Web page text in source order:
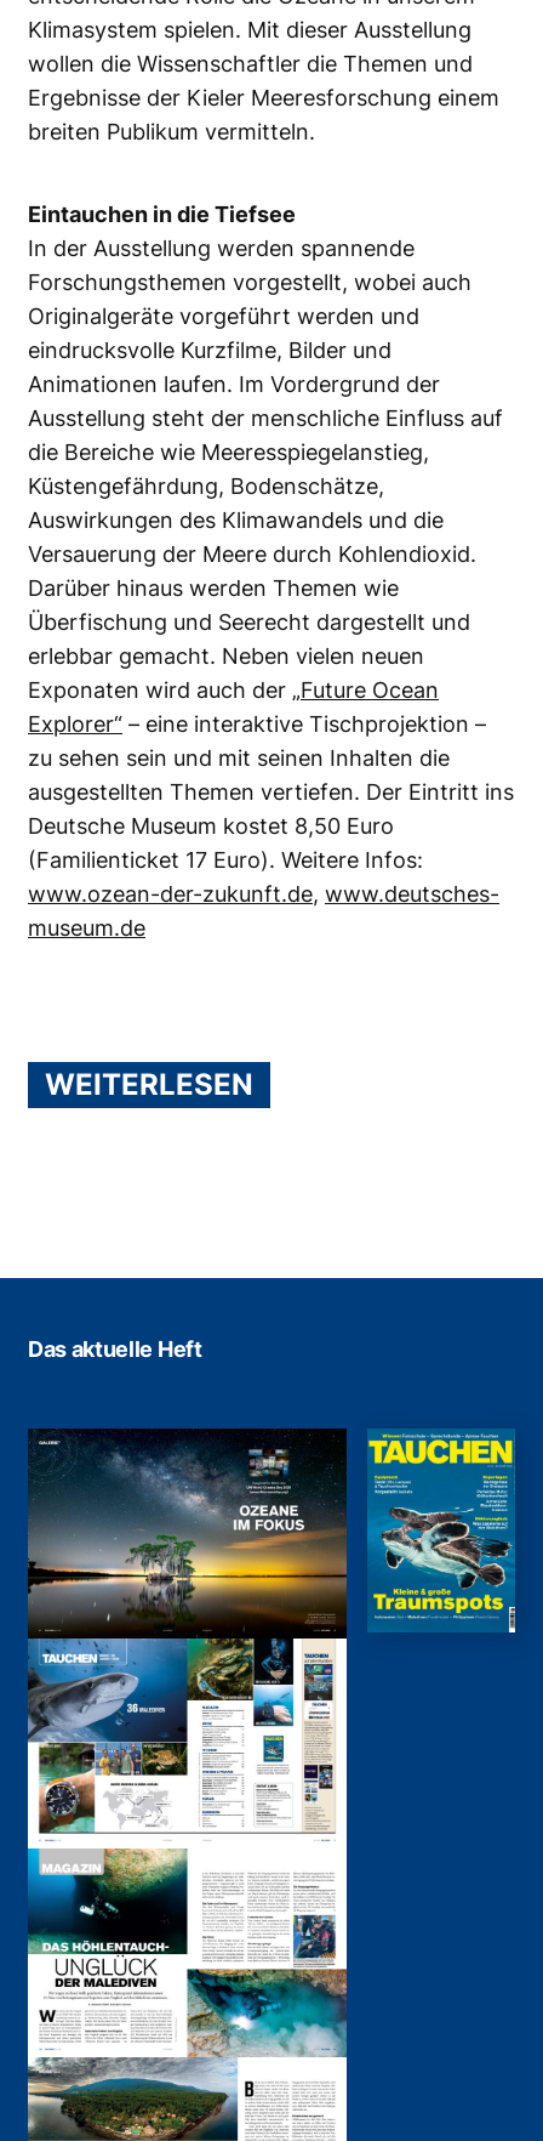
Klimasystem spielen. Mit dieser Ausstellung
wollen die Wissenschaftler die Themen und
Ergebnisse der Kieler Meeresforschung einem
breiten Publikum vermitteln.
Eintauchen in die Tiefsee
In der Ausstellung werden spannende
Forschungsthemen vorgestellt, wobei auch
Originalgeräte vorgeführt werden und
eindrucksvolle Kurzfilme, Bilder und
Animationen laufen. Im Vordergrund der
Ausstellung steht der menschliche Einfluss auf
die Bereiche wie Meeresspiegelanstieg,
Küstengefährdung, Bodenschätze,
Auswirkungen des Klimawandels und die
Versauerung der Meere durch Kohlendioxid.
Darüber hinaus werden Themen wie
Überfischung und Seerecht dargestellt und
erlebbar gemacht. Neben vielen neuen
Exponaten wird auch der „Future Ocean
Explorer“ – eine interaktive Tischprojektion –
zu sehen sein und mit seinen Inhalten die
ausgestellten Themen vertiefen. Der Eintritt ins
Deutsche Museum kostet 8,50 Euro
(Familienticket 17 Euro). Weitere Infos:
www.ozean-der-zukunft.de, www.deutsches-
museum.de
WEITERLESEN
Das aktuelle Heft